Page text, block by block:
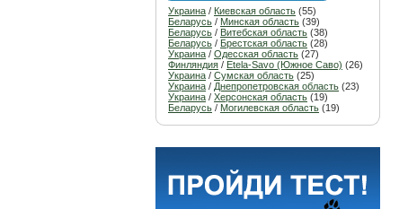
Украина / Киевская область (55)
Беларусь / Минская область (39)
Беларусь / Витебская область (38)
Беларусь / Брестская область (28)
Украина / Одесская область (27)
Финляндия / Etela-Savo (Южное Саво) (26)
Украина / Сумская область (25)
Украина / Днепропетровская область (23)
Украина / Херсонская область (19)
Беларусь / Могилевская область (19)